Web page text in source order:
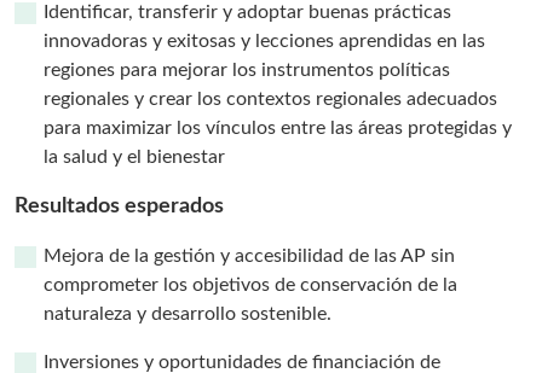
Identificar, transferir y adoptar buenas prácticas
innovadoras y exitosas y lecciones aprendidas en las
regiones para mejorar los instrumentos políticas
regionales y crear los contextos regionales adecuados
para maximizar los vínculos entre las áreas protegidas y
la salud y el bienestar
Resultados esperados
Mejora de la gestión y accesibilidad de las AP sin
comprometer los objetivos de conservación de la
naturaleza y desarrollo sostenible.
Inversiones y oportunidades de financiación de